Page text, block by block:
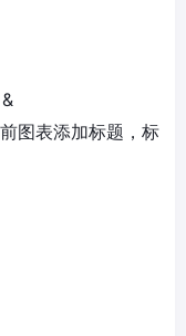
图表添加标题，标